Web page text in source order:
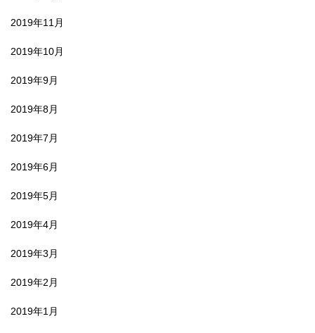
2019年11月
2019年10月
2019年9月
2019年8月
2019年7月
2019年6月
2019年5月
2019年4月
2019年3月
2019年2月
2019年1月